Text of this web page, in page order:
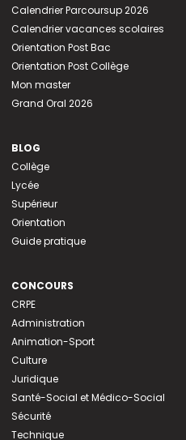
Calendrier Parcoursup 2026
Calendrier vacances scolaires
Orientation Post Bac
Orientation Post Collège
Mon master
Grand Oral 2026
BLOG
Collège
Lycée
Supérieur
Orientation
Guide pratique
CONCOURS
CRPE
Administration
Animation-Sport
Culture
Juridique
Santé-Social et Médico-Social
Sécurité
Technique